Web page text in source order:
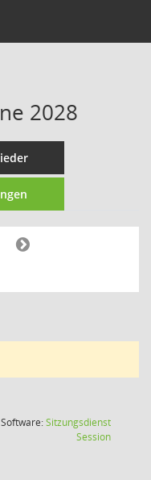
2028
Software:Sitzungsdienst
Session(Wird in